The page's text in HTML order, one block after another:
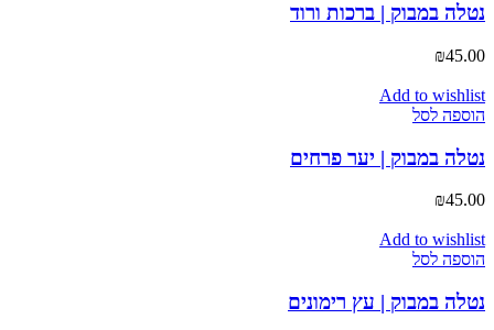
נטלה במבוק | ברכות ורוד
₪45.00
Add to wishlist
הוספה לסל
נטלה במבוק | יער פרחים
₪45.00
Add to wishlist
הוספה לסל
נטלה במבוק | עץ רימונים